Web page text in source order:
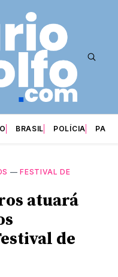
BRASIL POLÍCIA
—FESTIVAL DE
atuará
de